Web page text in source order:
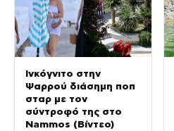
Ινκόγνιτο στην
Ψαρρού διάσημη ποπ
σταρ με τον
σύντροφό της στο
Nammos (Βίντεο)